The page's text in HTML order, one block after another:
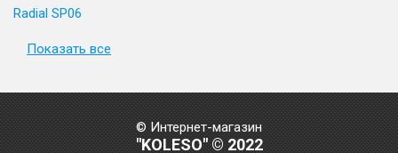
Radial SP06
Показать все
© Интернет-магазин
"KOLESO" © 2022